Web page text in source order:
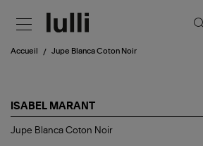
Accueil Jupe Blanca Coton Noir
ISABEL MARANT
Jupe
Jupe Blanca Coton Noir